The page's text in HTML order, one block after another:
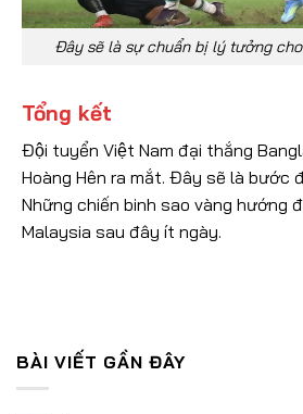
Đây sẽ là sự chuẩn bị lý tưởng
Tổng kết
Đội tuyển Việt Nam đại thắng
Hoàng Hên ra mắt. Đây sẽ là bước
Những chiến binh sao vàng hướng
Malaysia sau đây ít ngày.
BÀI VIẾT GẦN ĐÂY